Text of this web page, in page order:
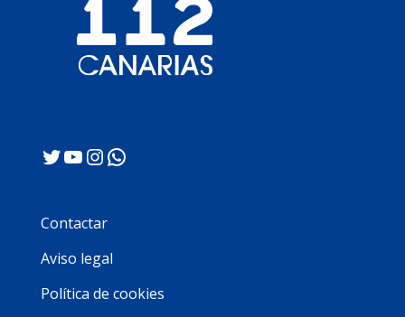
Twitter
YouTube
Instagram
WhatsApp
Contactar
Aviso legal
Política de cookies